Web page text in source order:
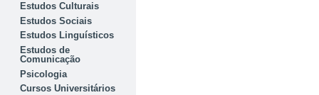
Estudos Culturais
Estudos Sociais
Estudos Linguísticos
Estudos de
Comunicação
Psicologia
Cursos Universitários